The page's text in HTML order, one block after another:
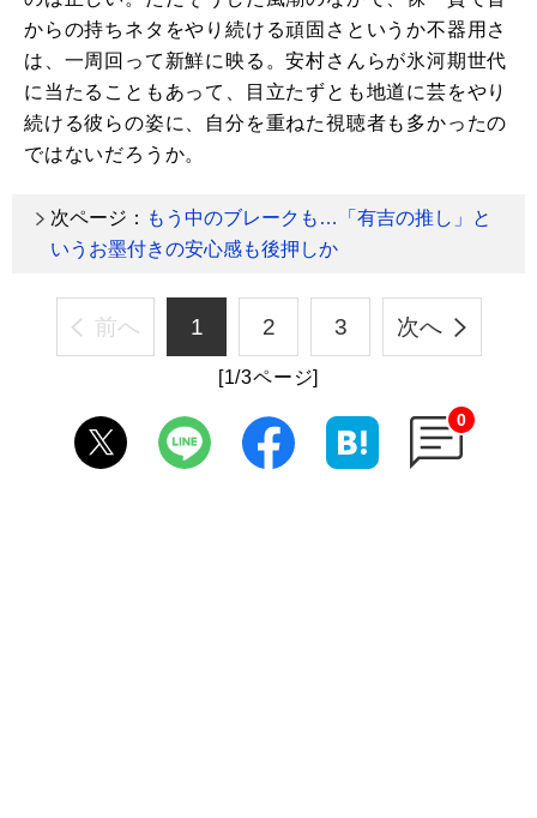
からの持ちネタをやり続ける頑固さというか不器用さ
は、一周回って新鮮に映る。安村さんらが氷河期世代
に当たることもあって、目立たずとも地道に芸をやり
続ける彼らの姿に、自分を重ねた視聴者も多かったの
ではないだろうか。
次ページ： もう中のブレークも…「有吉の推し」と
いうお墨付きの安心感も後押しか
前へ 1 2 3 次へ
[1/3ページ]
0